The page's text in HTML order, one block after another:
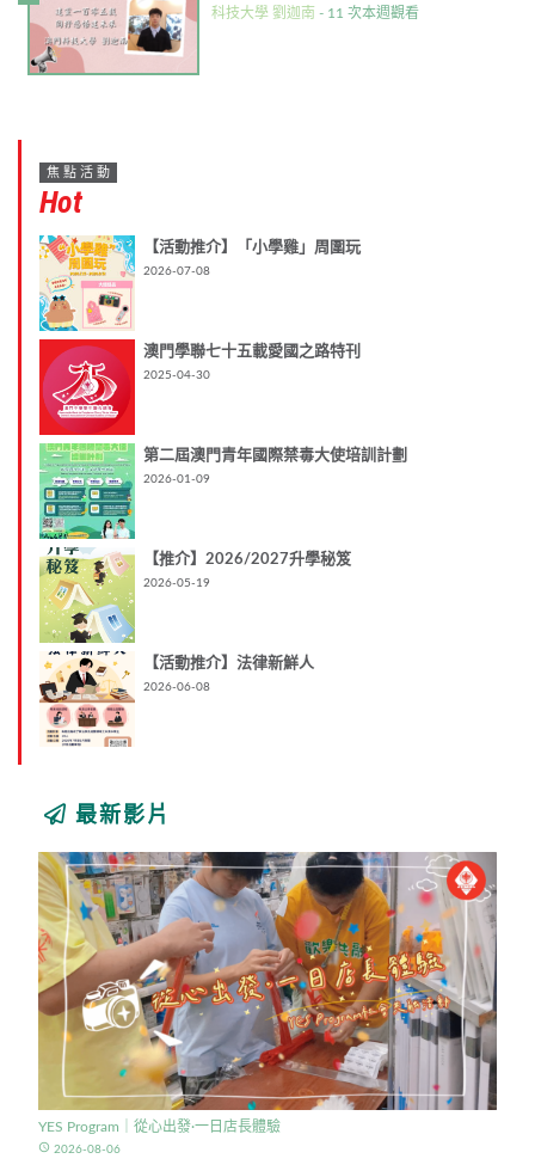
科技大學 劉迦南 - 11 次本週觀看
焦點活動
Hot
【活動推介】「小學雞」周圍玩
2026-07-08
澳門學聯七十五載愛國之路特刊
2025-04-30
第二屆澳門青年國際禁毒大使培訓計劃
2026-01-09
【推介】2026/2027升學秘笈
2026-05-19
【活動推介】法律新鮮人
2026-06-08
最新影片
YES Program｜從心出發·一日店長體驗
access_time 2026-08-06